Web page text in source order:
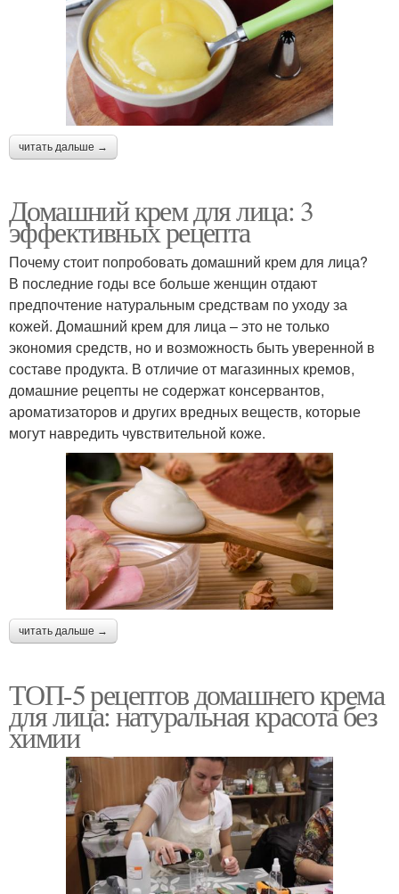
читать дальше →
Домашний крем для лица: 3
эффективных рецепта
Почему стоит попробовать домашний крем для лица?
В последние годы все больше женщин отдают
предпочтение натуральным средствам по уходу за
кожей. Домашний крем для лица – это не только
экономия средств, но и возможность быть уверенной в
составе продукта. В отличие от магазинных кремов,
домашние рецепты не содержат консервантов,
ароматизаторов и других вредных веществ, которые
могут навредить чувствительной коже.
читать дальше →
ТОП-5 рецептов домашнего крема
для лица: натуральная красота без
химии